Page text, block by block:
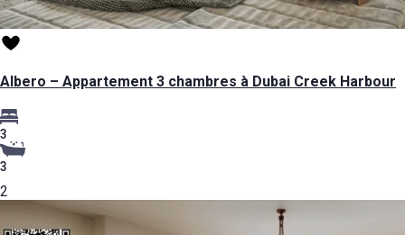
Albero – Appartement 3 chambres à Dubai Creek Harbour
3
3
2